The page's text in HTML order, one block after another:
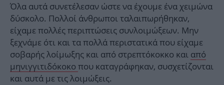
Όλα αυτά συνετέλεσαν ώστε να έχουμε ένα χειμώνα
δύσκολο. Πολλοί άνθρωποι ταλαιπωρήθηκαν,
είχαμε πολλές περιπτώσεις συνλοιμώξεων. Μην
ξεχνάμε ότι και τα πολλά περιστατικά που είχαμε
σοβαρής λοίμωξης και από στρεπτόκοκκο και από
μηνιγγιτιδόκοκο που καταγράφηκαν, συσχετίζονται
και αυτά με τις λοιμώξεις.